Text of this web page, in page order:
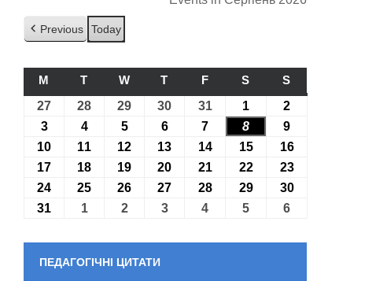
Previous Today
M ПОНЕДІЛОК
T ВІВТОРОК
WСЕРЕДА
T ЧЕТВЕР
FП’ЯТНИЦЯ
S СУБОТА
S
27 27.07.2026
28 28.07.2026
29 29.07.2026
30 30.07.2026
3131.07.2026
1 01.08.2026
2
303.08.2026
404.08.2026
505.08.2026
606.08.2026
7 07.08.2026
8 08.08.2026
9
10 10.08.2026
11 11.08.2026
12 12.08.2026
13 13.08.2026
1414.08.2026
1515.08.2026
1616.08.2026
17 17.08.2026
18 18.08.2026
19 19.08.2026
20 20.08.2026
2121.08.2026
2222.08.2026
2323.08.2026
24 24.08.2026
25 25.08.2026
26 26.08.2026
27 27.08.2026
2828.08.2026
2929.08.2026
3030.08.2026
31 31.08.2026
101.09.2026
202.09.2026
303.09.2026
4 04.09.2026
5 05.09.2026
6
ПЕДАГОГІЧНІ ЦИТАТИ